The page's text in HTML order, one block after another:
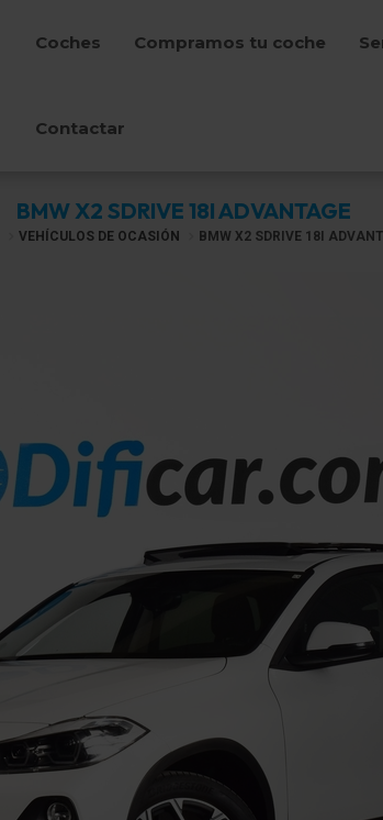
Coches Compramos tu coche
Contactar
BMW X2 SDRIVE 18I ADVANTAGE
VEHÍCULOS DE OCASIÓN BMW X2 SDRIVE 18I